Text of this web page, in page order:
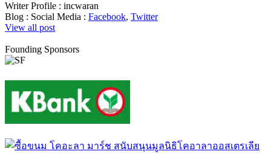
Writer Profile : incwaran
Blog : Social Media : Facebook, Twitter
View all post
Founding Sponsors